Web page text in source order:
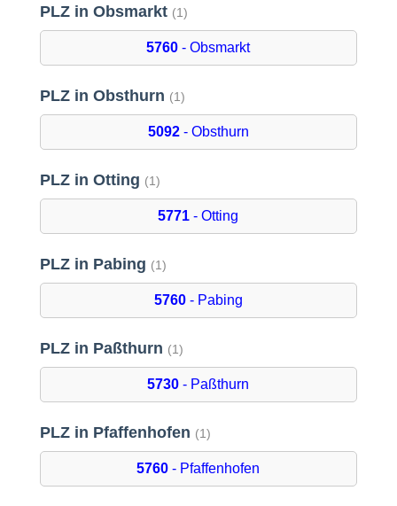
PLZ in Obsmarkt (1)
5760 - Obsmarkt
PLZ in Obsthurn (1)
5092- Obsthurn
PLZ in Otting (1)
5771 - Otting
PLZ in Pabing (1)
5760- Pabing
PLZ in Paßthurn (1)
5730 - Paßthurn
PLZ in Pfaffenhofen (1)
5760 - Pfaffenhofen